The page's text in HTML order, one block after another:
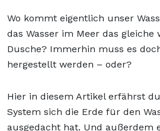
Wo kommt eigentlich unser
das Wasser im Meer das gleiche
Dusche? Immerhin muss es
hergestellt werden – oder?
Hier in diesem Artikel erfährst
System sich die Erde für den
ausgedacht hat. Und außerdem